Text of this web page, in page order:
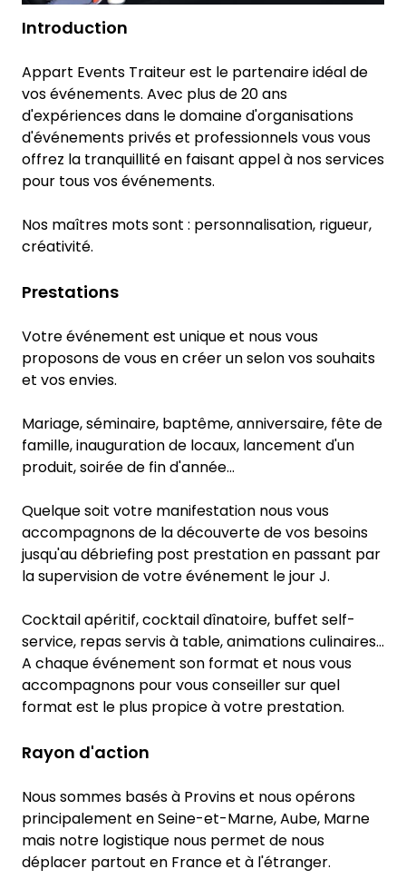
Introduction
Appart Events Traiteur est le partenaire idéal de
vos événements. Avec plus de 20 ans
d'expériences dans le domaine d'organisations
d'événements privés et professionnels vous vous
offrez la tranquillité en faisant appel à nos services
pour tous vos événements.
Nos maîtres mots sont : personnalisation, rigueur,
créativité.
Prestations
Votre événement est unique et nous vous
proposons de vous en créer un selon vos souhaits
et vos envies.
Mariage, séminaire, baptême, anniversaire, fête de
famille, inauguration de locaux, lancement d'un
produit, soirée de fin d'année...
Quelque soit votre manifestation nous vous
accompagnons de la découverte de vos besoins
jusqu'au débriefing post prestation en passant par
la supervision de votre événement le jour J.
Cocktail apéritif, cocktail dînatoire, buffet self-
service, repas servis à table, animations culinaires...
A chaque événement son format et nous vous
accompagnons pour vous conseiller sur quel
format est le plus propice à votre prestation.
Rayon d'action
Nous sommes basés à Provins et nous opérons
principalement en Seine-et-Marne, Aube, Marne
mais notre logistique nous permet de nous
déplacer partout en France et à l'étranger.